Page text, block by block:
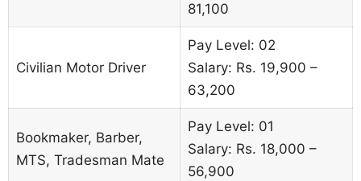
81,100
Civilian Motor Driver
Pay Level: 02
Salary: Rs. 19,900 –
63,200
Bookmaker, Barber,
MTS, Tradesman Mate
Pay Level: 01
Salary: Rs. 18,000 –
56,900